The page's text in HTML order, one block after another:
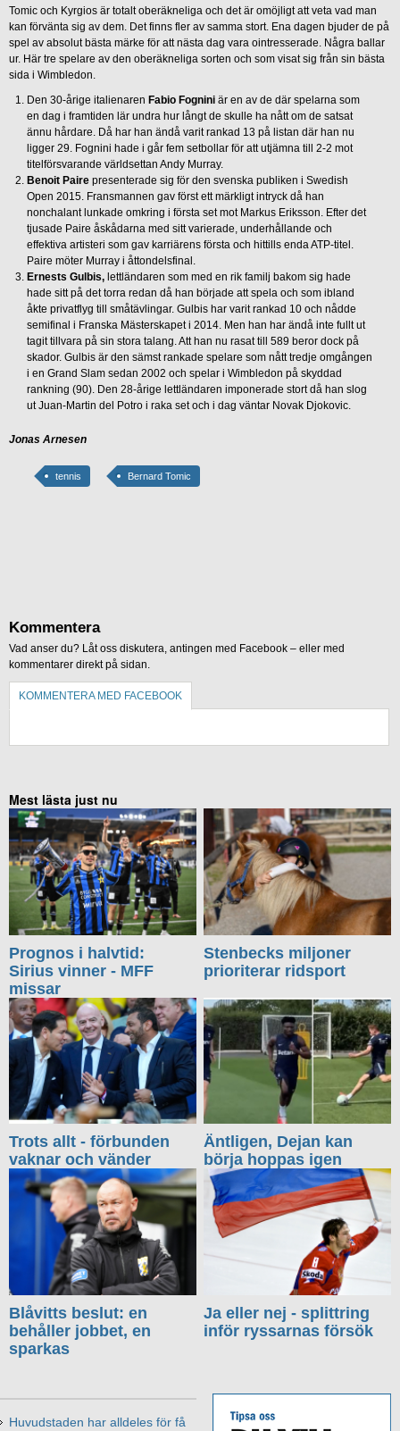
Tomic och Kyrgios är totalt oberäkneliga och det är omöjligt att veta vad man
kan förvänta sig av dem. Det finns fler av samma stort. Ena dagen bjuder de på
spel av absolut bästa märke för att nästa dag vara ointresserade. Några ballar
ur. Här tre spelare av den oberäkneliga sorten och som visat sig från sin bästa
sida i Wimbledon.
Den 30-årige italienaren Fabio Fognini är en av de där spelarna som
en dag i framtiden lär undra hur långt de skulle ha nått om de satsat
ännu hårdare. Då har han ändå varit rankad 13 på listan där han nu
ligger 29. Fognini hade i går fem setbollar för att utjämna till 2-2 mot
titelförsvarande världsettan Andy Murray.
Benoit Paire presenterade sig för den svenska publiken i Swedish
Open 2015. Fransmannen gav först ett märkligt intryck då han
nonchalant lunkade omkring i första set mot Markus Eriksson. Efter det
tjusade Paire åskådarna med sitt varierade, underhållande och
effektiva artisteri som gav karriärens första och hittills enda ATP-titel.
Paire möter Murray i åttondelsfinal.
Ernests Gulbis, lettländaren som med en rik familj bakom sig hade
hade sitt på det torra redan då han började att spela och som ibland
åkte privatflyg till småtävlingar. Gulbis har varit rankad 10 och nådde
semifinal i Franska Mästerskapet i 2014. Men han har ändå inte fullt ut
tagit tillvara på sin stora talang. Att han nu rasat till 589 beror dock på
skador. Gulbis är den sämst rankade spelare som nått tredje omgången
i en Grand Slam sedan 2002 och spelar i Wimbledon på skyddad
rankning (90). Den 28-årige lettländaren imponerade stort då han slog
ut Juan-Martin del Potro i raka set och i dag väntar Novak Djokovic.
Jonas Arnesen
tennis Bernard Tomic
Kommentera
Vad anser du? Låt oss diskutera, antingen med Facebook – eller med
kommentarer direkt på sidan.
KOMMENTERA MED FACEBOOK
Mest lästa just nu
Prognos i halvtid:
Sirius vinner - MFF
missar
Stenbecks miljoner
prioriterar ridsport
Trots allt - förbunden
vaknar och vänder
Äntligen, Dejan kan
börja hoppas igen
Blåvitts beslut: en
behåller jobbet, en
sparkas
Ja eller nej - splittring
inför ryssarnas försök
Huvudstaden har alldeles för få